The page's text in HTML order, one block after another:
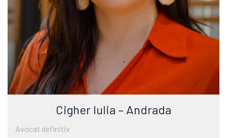
Cigher Iulia – Andrada
Avocat definitiv